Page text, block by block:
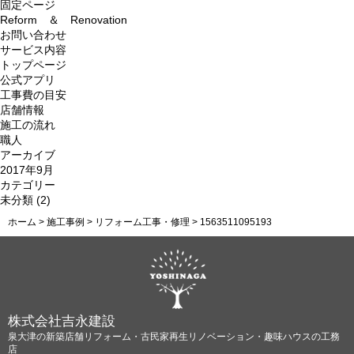
固定ページ
Reform ＆ Renovation
お問い合わせ
サービス内容
トップページ
公式アプリ
工事費の目安
店舗情報
施工の流れ
職人
アーカイブ
2017年9月
カテゴリー
未分類 (2)
ホーム > 施工事例 > リフォーム工事・修理 > 1563511095193
株式会社吉永建設
泉大津の新築店舗リフォーム・古民家再生リノベーション・趣味ハウスの工務
店